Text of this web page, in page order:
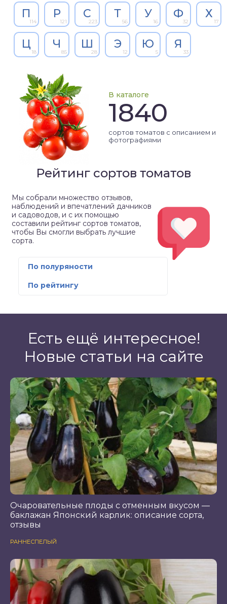
П
114
Р
121
С
223
Т
56
У
16
Ф
32
Х
17
Ц
18
Ч
85
Ш
28
Э
12
Ю
5
Я
33
В каталоге
1840
сортов томатов с описанием и
фотографиями
Рейтинг сортов томатов
Мы собрали множество отзывов,
наблюдений и впечатлений дачников
и садоводов, и с их помощью
составили рейтинг сортов томатов,
чтобы Вы смогли выбрать лучшие
сорта.
По полуряности
По рейтингу
Есть ещё интересное!
Новые статьи на сайте
Очаровательные плоды с отменным вкусом —
баклажан Японский карлик: описание сорта,
отзывы
РАННЕСПЕЛЫЙ